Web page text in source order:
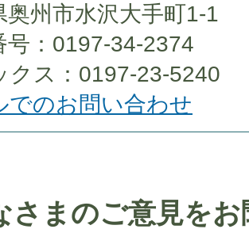
奥州市水沢大手町1-1
号：0197-34-2374
クス：0197-23-5240
でのお問い合わせ
さまのご意見を